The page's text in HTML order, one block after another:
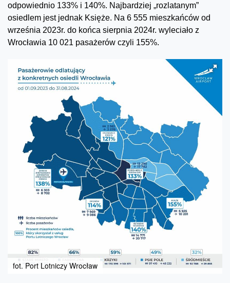
odpowiednio 133% i 140%. Najbardziej „rozlatanym”
osiedlem jest jednak Księże. Na 6 555 mieszkańców od
września 2023r. do końca sierpnia 2024r. wyleciało z
Wrocławia 10 021 pasażerów czyli 155%.
fot. Port Lotniczy Wrocław